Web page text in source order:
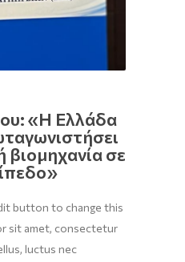
«Η Ελλάδα
βιομηχανία σε
button to change this
sit amet, consectetur
luctus nec